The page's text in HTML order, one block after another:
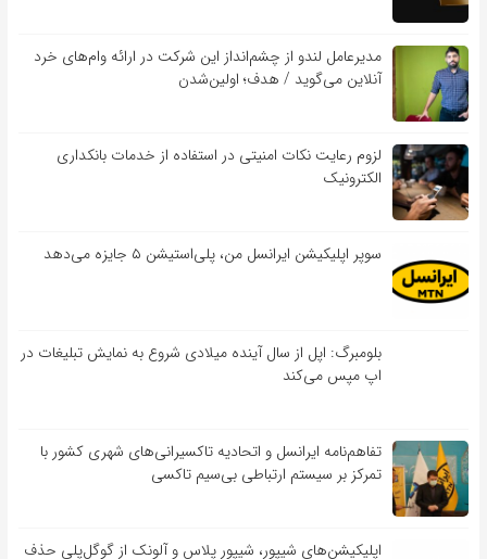
مدیرعامل لندو از چشم‌انداز این شرکت در ارائه وام‌های خرد
آنلاین می‌گوید / هدف؛ اولین‌شدن
لزوم رعایت نکات امنیتی در استفاده از خدمات بانکداری
الکترونیک
سوپر اپلیکیشن ایرانسل من، پلی‌استیشن ۵ جایزه می‌دهد
بلومبرگ: اپل از سال آینده میلادی شروع به نمایش تبلیغات در
اپ مپس می‌کند
تفاهم‌نامه‌ ایرانسل و اتحادیه تاکسیرانی‌های شهری کشور با
تمرکز بر سیستم ارتباطی بی‌سیم تاکسی
اپلیکیشن‌های شیپور، شیپور پلاس و آلونک از گوگل‌پلی حذف